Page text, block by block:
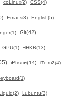
coLinux(2) CSS(4)
Emacs(3) English(5)
Git(42)
GPU(1) HHKB(13)
iPhone(14) iTerm2(4)
Lubuntu(3)